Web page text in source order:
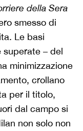
della Sera
smesso di
Le basi
superate – del
minimizzazione
crollano
per il titolo,
dal campo si
non solo non